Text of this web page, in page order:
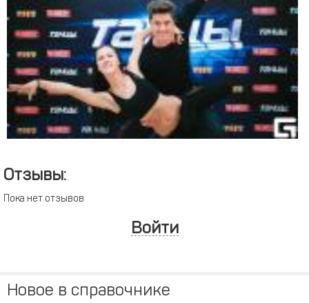
Отзывы:
Пока нет отзывов
Войти
Новое в справочнике